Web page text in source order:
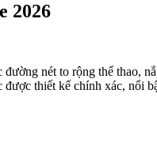
2026
đường nét to rộng thể thao,
thiết kế chính xác, nổi